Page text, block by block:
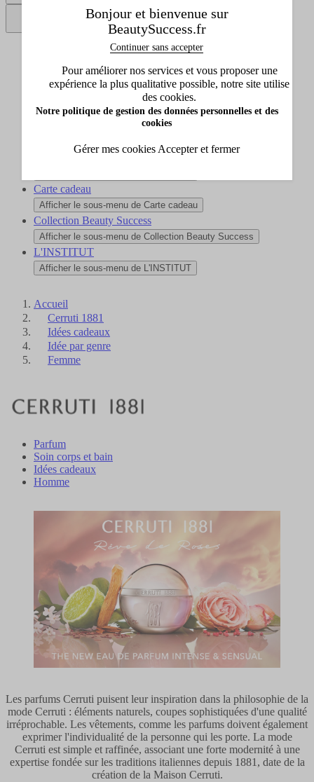
Afficher le sous-menu de Tous les produits
Idées cadeaux
Afficher le sous-menu de Idées cadeaux
Marques
Afficher le sous-menu de Marques
Afficher le sous-menu de Promos
Carte cadeau
Afficher le sous-menu de Carte cadeau
Collection Beauty Success
Afficher le sous-menu de Collection Beauty Success
L'INSTITUT
Afficher le sous-menu de L'INSTITUT
Accueil
Cerruti 1881
Idées cadeaux
Idée par genre
Femme
Parfum
Soin corps et bain
Idées cadeaux
Homme
Les parfums Cerruti puisent leur inspiration dans la philosophie de la
mode Cerruti : éléments naturels, coupes sophistiquées d'une qualité
irréprochable. Les vêtements, comme les parfums doivent également
exprimer l'individualité de la personne qui les porte. La mode
Cerruti est simple et raffinée, associant une forte modernité à une
expertise fondée sur les traditions italiennes depuis 1881, date de la
création de la Maison Cerruti.
Bonjour et bienvenue sur
BeautySuccess.fr
Continuer sans accepter
Pour améliorer nos services et vous proposer une
expérience la plus qualitative possible, notre site utilise
des cookies.
Notre politique de gestion des données personnelles et des
cookies
Gérer mes cookies Accepter et fermer